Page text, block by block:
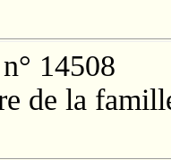
14508
de la